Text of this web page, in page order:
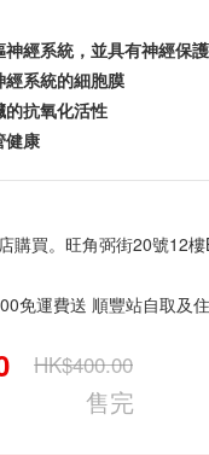
經系統，並具有神經保
系統的細胞膜
抗氧化活性
健康
購買。旺角弼街20號12
免運費送 順豐站自取及
HK$400.00
售完